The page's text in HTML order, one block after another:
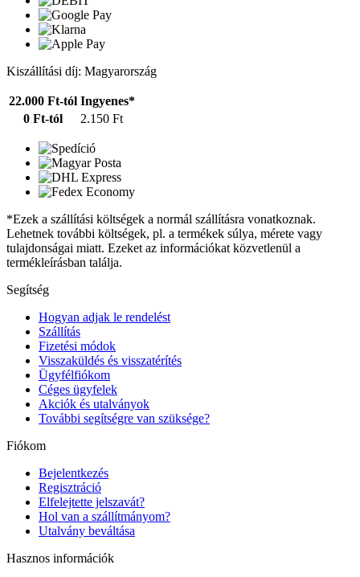
Kiszállítási díj: Magyarország
22.000 Ft-tól Ingyenes*
0 Ft-tól
2.150 Ft
*Ezek a szállítási költségek a normál szállításra vonatkoznak.
Lehetnek további költségek, pl. a termékek súlya, mérete vagy
tulajdonságai miatt. Ezeket az információkat közvetlenül a
termékleírásban találja.
Segítség
Hogyan adjak le rendelést
Szállítás
Fizetési módok
Visszaküldés és visszatérítés
Ügyfélfiókom
Céges ügyfelek
Akciók és utalványok
További segítségre van szüksége?
Fiókom
Bejelentkezés
Regisztráció
Elfelejtette jelszavát?
Hol van a szállítmányom?
Utalvány beváltása
Hasznos információk